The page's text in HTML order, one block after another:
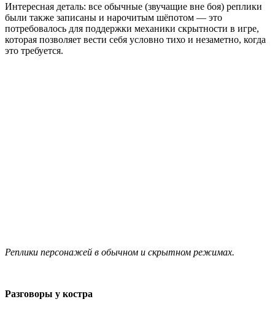
Интересная деталь: все обычные (звучащие вне боя) реплики
были также записаны и нарочитым шёпотом — это
потребовалось для поддержки механики скрытности в игре,
которая позволяет вести себя условно тихо и незаметно, когда
это требуется.
Реплики персонажей в обычном и скрытном режимах.
Разговоры у костра